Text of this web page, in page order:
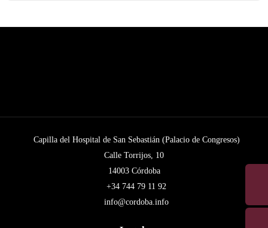
Capilla del Hospital de San Sebastián (Palacio de Congresos)
Calle Torrijos, 10
14003 Córdoba
+34 744 79 11 92
info@cordoba.info